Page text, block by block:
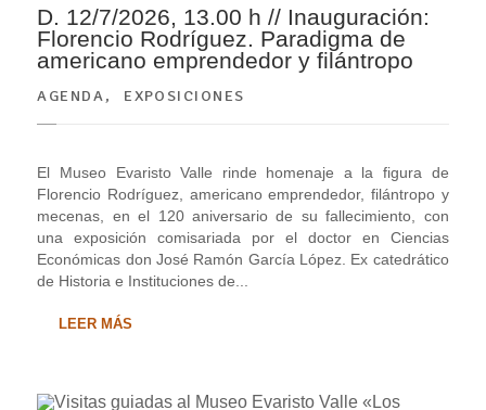
D. 12/7/2026, 13.00 h // Inauguración:
Florencio Rodríguez. Paradigma de
americano emprendedor y filántropo
AGENDA, EXPOSICIONES
El Museo Evaristo Valle rinde homenaje a la figura de
Florencio Rodríguez, americano emprendedor, filántropo y
mecenas, en el 120 aniversario de su fallecimiento, con
una exposición comisariada por el doctor en Ciencias
Económicas don José Ramón García López. Ex catedrático
de Historia e Instituciones de...
LEER MÁS